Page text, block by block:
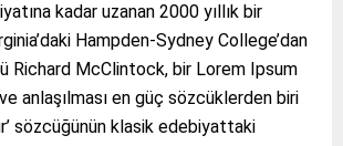
kadar uzanan 2000 yıllık bir
Hampden-Sydney College’dan
Richard McClintock, bir Lorem Ipsum
anlaşılması en güç sözcüklerden biri
sözcüğünün klasik edebiyattaki